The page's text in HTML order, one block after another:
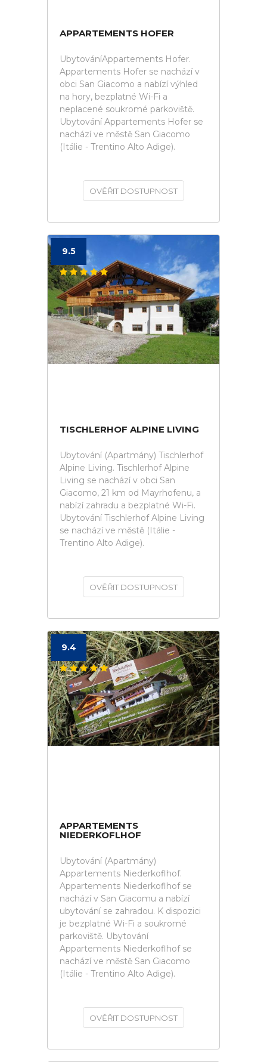
APPARTEMENTS HOFER
UbytováníAppartements Hofer.
Appartements Hofer se nachází v
obci San Giacomo a nabízí výhled
na hory, bezplatné Wi-Fi a
neplacené soukromé parkoviště.
Ubytování Appartements Hofer se
nachází ve městě San Giacomo
(Itálie - Trentino Alto Adige).
OVĚŘIT DOSTUPNOST
9.5
TISCHLERHOF ALPINE LIVING
Ubytování (Apartmány) Tischlerhof
Alpine Living. Tischlerhof Alpine
Living se nachází v obci San
Giacomo, 21 km od Mayrhofenu, a
nabízí zahradu a bezplatné Wi-Fi.
Ubytování Tischlerhof Alpine Living
se nachází ve městě (Itálie -
Trentino Alto Adige).
OVĚŘIT DOSTUPNOST
9.4
APPARTEMENTS
NIEDERKOFLHOF
Ubytování (Apartmány)
Appartements Niederkoflhof.
Appartements Niederkoflhof se
nachází v San Giacomu a nabízí
ubytování se zahradou. K dispozici
je bezplatné Wi-Fi a soukromé
parkoviště. Ubytování
Appartements Niederkoflhof se
nachází ve městě San Giacomo
(Itálie - Trentino Alto Adige).
OVĚŘIT DOSTUPNOST